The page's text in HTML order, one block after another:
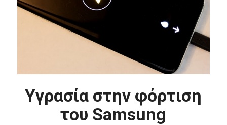
Υγρασία στην φόρτιση
του Samsung